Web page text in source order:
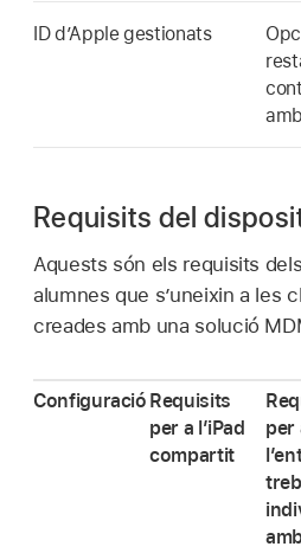
ID d’Apple gestionats
Requisits del
Aquests són els requisits
alumnes que s’uneixin a les
creades amb una solució
Configuració Requisits
per a l’iPad
compartit
per